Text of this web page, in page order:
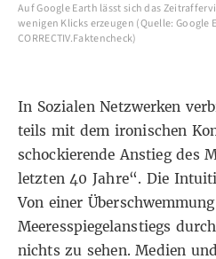
Auf Google Earth lässt sich das
wenigen Klicks erzeugen (Quelle:
CORRECTIV.Faktencheck)
In Sozialen Netzwerken
teils mit dem ironischen
schockierende Anstieg des
letzten 40 Jahre“. Die
Von einer
Meeresspiegelanstiegs
nichts zu sehen. Medien